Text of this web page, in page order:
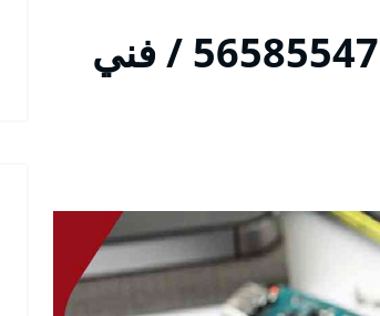
تصليح تلفونات بالبيت السرة / 56585547 / فني